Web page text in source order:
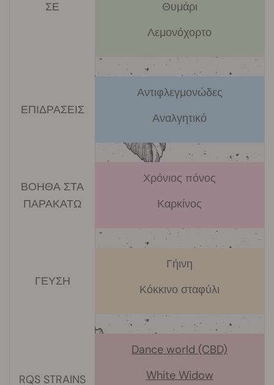
ΣΕ
Θυμάρι
Λεμονόχορτο
ΕΠΙΔΡΑΣΕΙΣ
Αντιφλεγμονώδες
Αναλγητικό
ΒΟΗΘΑ ΣΤΑ
ΠΑΡΑΚΑΤΩ
Χρόνιος πόνος
Καρκίνος
ΓΕΥΣΗ
Γήινη
Κόκκινο σταφύλι
RQS STRAINS
Dance world (CBD)
White Widow